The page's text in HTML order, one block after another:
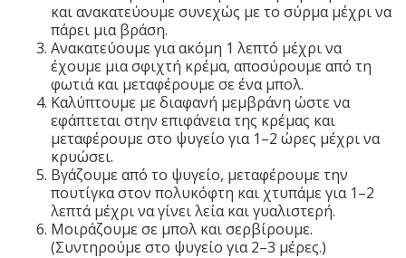
και ανακατεύουμε συνεχώς με το σύρμα μέχρι να
πάρει μια βράση.
Ανακατεύουμε για ακόμη 1 λεπτό μέχρι να
έχουμε μια σφιχτή κρέμα, αποσύρουμε από τη
φωτιά και μεταφέρουμε σε ένα μπολ.
Καλύπτουμε με διαφανή μεμβράνη ώστε να
εφάπτεται στην επιφάνεια της κρέμας και
μεταφέρουμε στο ψυγείο για 1–2 ώρες μέχρι να
κρυώσει.
Βγάζουμε από το ψυγείο, μεταφέρουμε την
πουτίγκα στον πολυκόφτη και χτυπάμε για 1–2
λεπτά μέχρι να γίνει λεία και γυαλιστερή.
Μοιράζουμε σε μπολ και σερβίρουμε.
(Συντηρούμε στο ψυγείο για 2–3 μέρες.)